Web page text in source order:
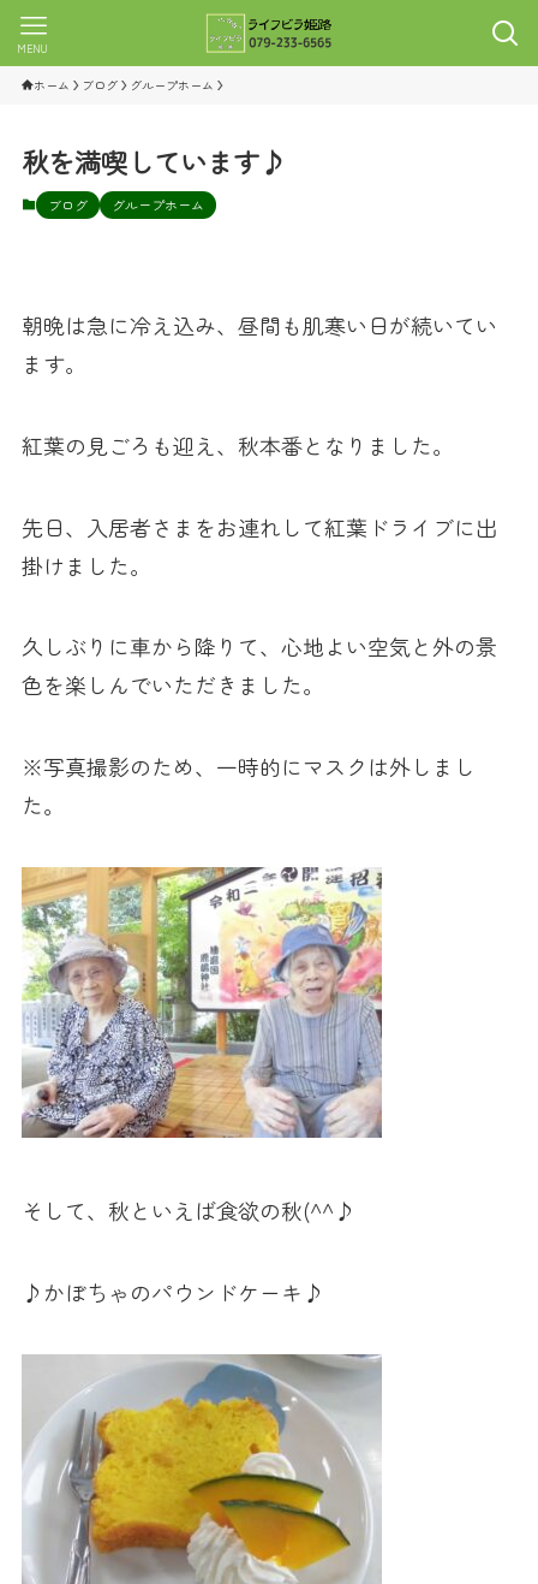
MENU
ホーム ブログ グループホーム
秋を満喫しています♪
ブログ グループホーム
朝晩は急に冷え込み、昼間も肌寒い日が続いてい
ます。
紅葉の見ごろも迎え、秋本番となりました。
先日、入居者さまをお連れして紅葉ドライブに出
掛けました。
久しぶりに車から降りて、心地よい空気と外の景
色を楽しんでいただきました。
※写真撮影のため、一時的にマスクは外しまし
た。
そして、秋といえば食欲の秋(^^♪
♪かぼちゃのパウンドケーキ♪